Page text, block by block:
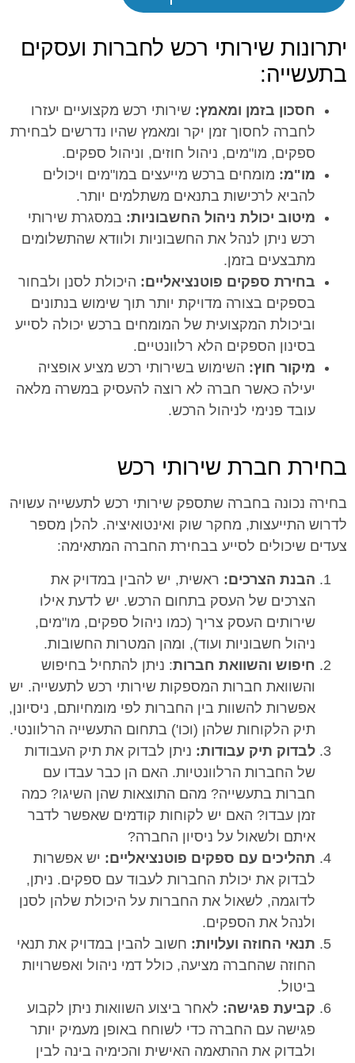
יתרונות שירותי רכש לחברות ועסקים
בתעשייה:
חסכון בזמן ומאמץ: שירותי רכש מקצועיים יעזרו
לחברה לחסוך זמן יקר ומאמץ שהיו נדרשים לבחירת
ספקים, מו"מים, ניהול חוזים, וניהול ספקים.
מו"מ: מומחים ברכש מייעצים במו"מים ויכולים
להביא לרכישות בתנאים משתלמים יותר.
מיטוב יכולת ניהול החשבוניות: במסגרת שירותי
רכש ניתן לנהל את החשבוניות ולוודא שהתשלומים
מתבצעים בזמן.
בחירת ספקים פוטנציאליים: היכולת לסנן ולבחור
בספקים בצורה מדויקת יותר תוך שימוש בנתונים
וביכולת המקצועית של המומחים ברכש יכולה לסייע
בסינון הספקים הלא רלוונטיים.
מיקור חוץ: השימוש בשירותי רכש מציע אופציה
יעילה כאשר חברה לא רוצה להעסיק במשרה מלאה
עובד פנימי לניהול הרכש.
בחירת חברת שירותי רכש
בחירה נכונה בחברה שתספק שירותי רכש לתעשייה עשויה
לדרוש התייעצות, מחקר שוק ואינטואיציה. להלן מספר
צעדים שיכולים לסייע בבחירת החברה המתאימה:
הבנת הצרכים: ראשית, יש להבין במדויק את
הצרכים של העסק בתחום הרכש. יש לדעת אילו
שירותים העסק צריך (כמו ניהול ספקים, מו"מים,
ניהול חשבוניות ועוד), ומהן המטרות החשובות.
חיפוש והשוואת חברות: ניתן להתחיל בחיפוש
והשוואת חברות המספקות שירותי רכש לתעשייה. יש
אפשרות להשוות בין החברות לפי מומחיותם, ניסיונן,
תיק הלקוחות שלהן (וכו') בתחום התעשייה הרלוונטי.
לבדוק תיק עבודות: ניתן לבדוק את תיק העבודות
של החברות הרלוונטיות. האם הן כבר עבדו עם
חברות בתעשייה? מהם התוצאות שהן השיגו? כמה
זמן עבדו? האם יש לקוחות קודמים שאפשר לדבר
איתם ולשאול על ניסיון החברה?
תהליכים עם ספקים פוטנציאליים: יש אפשרות
לבדוק את יכולת החברות לעבוד עם ספקים. ניתן,
לדוגמה, לשאול את החברות על היכולת שלהן לסנן
ולנהל את הספקים.
תנאי החוזה ועלויות: חשוב להבין במדויק את תנאי
החוזה שהחברה מציעה, כולל דמי ניהול ואפשרויות
ביטול.
קביעת פגישה: לאחר ביצוע השוואות ניתן לקבוע
פגישה עם החברה כדי לשוחח באופן מעמיק יותר
ולבדוק את ההתאמה האישית והכימיה בינה לבין